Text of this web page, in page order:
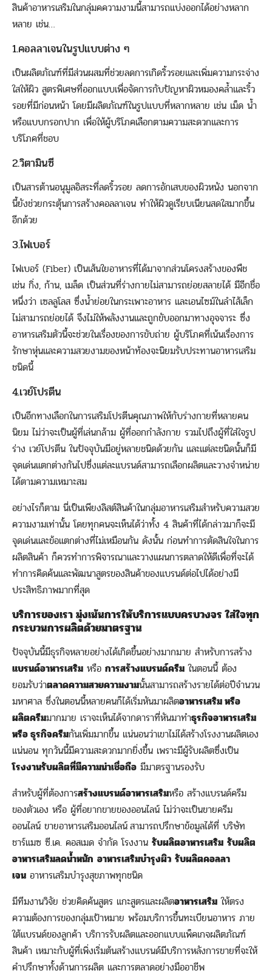
สินค้าอาหารเสริมในกลุ่มคความงามนี้สามารถแบ่งออกได้อย่างหลาก
หลาย เช่น…
1.คอลลาเจนในรูปแบบต่าง ๆ
เป็นผลิตภัณฑ์ที่มีส่วนผสมที่ช่วยลดการเกิดริ้วรอยและเพิ่มความกระจ่าง
ใสให้ผิว สูตรพิเศษที่ออกแบบเพื่อจัดการกับปัญหาผิวหมองคล้ำและริ้ว
รอยที่มีก่อนหน้า โดยมีผลิตภัณฑ์ในรูปแบบที่หลากหลาย เช่น เม็ด น้ำ
หรือแบบกรอกปาก เพื่อให้ผู้บริโภคเลือกตามความสะดวกและการ
บริโภคที่ชอบ
2.วิตามินซี
เป็นสารต้านอนุมูลอิสระที่ลดริ้วรอย ลดการอักเสบของผิวหนัง นอกจาก
นี้ยังช่วยกระตุ้นการสร้างคอลลาเจน ทำให้ผิวดูเรียบเนียนสดใสมากขึ้น
อีกด้วย
3.ไฟเบอร์
ไฟเบอร์ (Fiber) เป็นเส้นใยอาหารที่ได้มาจากส่วนโครงสร้างของพืช
เช่น กิ่ง, ก้าน, เมล็ด เป็นส่วนที่ร่างกายไม่สามารถย่อยสลายได้ มีอีกชื่อ
หนึ่งว่า เซลลูโลส ซึ่งน้ำย่อยในกระเพาะอาหาร และเอนไซม์ในลำไส้เล็ก
ไม่สามารถย่อยได้ จึงไม่ให้พลังงานและถูกขับออกมาทางอุจจาระ ซึ่ง
อาหารเสริมตัวนี้จะช่วยในเรื่องของการขับถ่าย ผู้บริโภคที่เน้นเรื่องการ
รักษาหุ่นและความสวยงามของหน้าท้องจะนิยมรับประทานอาหารเสริม
ชนิดนี้
4.เวย์โปรตีน
เป็นอีกทางเลือกในการเสริมโปรตีนคุณภาพให้กับร่างกายที่หลายคน
นิยม ไม่ว่าจะเป็นผู้ที่เล่นกล้าม ผู้ที่ออกกำลังกาย รวมไปถึงผู้ที่ใส่ใจรูป
ร่าง เวย์โปรตีน ในปัจจุบันมีอยู่หลายชนิดด้วยกัน และแต่ละชนิดนั้นก็มี
จุดเด่นแตกต่างกันไปซึ่งแต่ละแบรนด์สามารถเลือกผลิตและวางจำหน่าย
ได้ตามความเหมาะสม
อย่างไรก็ตาม นี่เป็นเพียงลิสต์สินค้าในกลุ่มอาหารเสริมสำหรับความสวย
ความงามเท่านั้น โดยทุกคนจะเห็นได้ว่าทั้ง 4 สินค้าที่ได้กล่าวมาก็จะมี
จุดเด่นและข้อแตกต่างที่ไม่เหมือนกัน ดังนั้น ก่อนทำการตัดสินใจในการ
ผลิตสินค้า ก็ควรทำการพิจารณาและวางแผนการตลาดให้ดีเพื่อที่จะได้
ทำการคิดค้นและพัฒนาสูตรของสินค้าของแบรนด์ต่อไปได้อย่างมี
ประสิทธิภาพมากที่สุด
บริการของเรา มุ่งเน้นการให้บริการแบบครบวงจร ใส่ใจทุก
กระบวนการผลิตด้วยมาตรฐาน
ปัจจุบันนี้มีธุรกิจหลายอย่างได้เกิดขึ้นอย่างมากมาย สำหรับการสร้าง
แบรนด์อาหารเสริม หรือ การสร้างแบรนด์ครีม ในตอนนี้ ต้อง
ยอมรับว่าตลาดความสวยความงามนั้นสามารถสร้างรายได้ต่อปีจำนวน
มหาศาล ซึ่งในตอนนี้หลายคนก็ได้เริ่มหันมาผลิตอาหารเสริม หรือ
ผลิตครีมมากมาย เราจะเห็นได้จากดาราที่หันมาทำธุรกิจอาหารเสริม
หรือ ธุรกิจครีมกันเพิ่มมากขึ้น แน่นอนว่าเขาไม่ได้สร้างโรงงานผลิตเอง
แน่นอน ทุกวันนี้มีความสะดวกมากยิ่งขึ้น เพราะมีผู้รับผลิตซึ่งเป็น
โรงงานรับผลิตที่มีความน่าเชื่อถือ มีมาตรฐานรองรับ
สำหรับผู้ที่ต้องการสร้างแบรนด์อาหารเสริมหรือ สร้างแบรนด์ครีม
ของตัวเอง หรือ ผู้ที่อยากขายของออนไลน์ ไม่ว่าจะเป็นขายครีม
ออนไลน์ ขายอาหารเสริมออนไลน์สามารถปรึกษาข้อมูลได้ที่ บริษัท
ชาร์แมซ ซี.เค. คอสเมด จำกัด โรงงาน รับผลิตอาหารเสริม รับผลิต
อาหารเสริมลดน้ำหนัก อาหารเสริมบำรุงผิว รับผลิตคอลลา
เจน อาหารเสริมบำรุงสุขภาพทุกชนิด
มีทีมงานวิจัย ช่วยคิดค้นสูตร แกะสูตรและผลิตอาหารเสริม ให้ตรง
ความต้องการของกลุ่มเป้าหมาย พร้อมบริการขึ้นทะเบียนอาหาร ภาย
ใต้แบรนด์ของลูกค้า บริการรับผลิตและออกแบบแพ็คเกจผลิตภัณฑ์
สินค้า เหมาะกับผู้ที่เพิ่งเริ่มต้นสร้างแบรนด์มีบริการหลังการขายที่จะให้
คำปรึกษาทั้งด้านการผลิต และการตลาดอย่างมืออาชีพ